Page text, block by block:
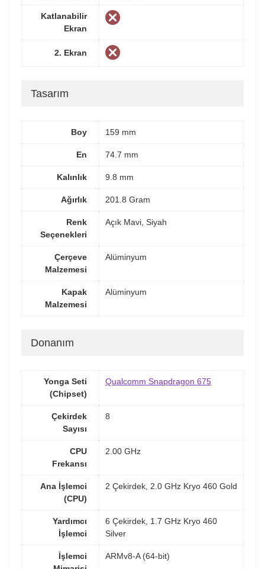
Katlanabilir
Ekran
2. Ekran
Tasarım
Boy 159 mm
En 74.7 mm
Kalınlık 9.8 mm
Ağırlık 201.8 Gram
Renk
Seçenekleri
Açık Mavi, Siyah
Çerçeve
Malzemesi
Alüminyum
Kapak
Malzemesi
Alüminyum
Donanım
Yonga Seti
(Chipset)
Qualcomm Snapdragon 675
Çekirdek
Sayısı
8
CPU
Frekansı
2.00 GHz
Ana İşlemci
(CPU)
2 Çekirdek, 2.0 GHz Kryo 460 Gold
Yardımcı
İşlemci
6 Çekirdek, 1.7 GHz Kryo 460
Silver
İşlemci
ARMv8-A (64-bit)